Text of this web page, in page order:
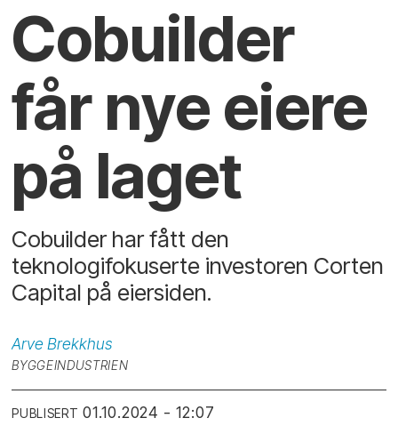
Cobuilder
får nye eiere
på laget
Cobuilder har fått den
teknologifokuserte investoren Corten
Capital på eiersiden.
Arve Brekkhus
BYGGEINDUSTRIEN
PUBLISERT 01.10.2024 - 12:07